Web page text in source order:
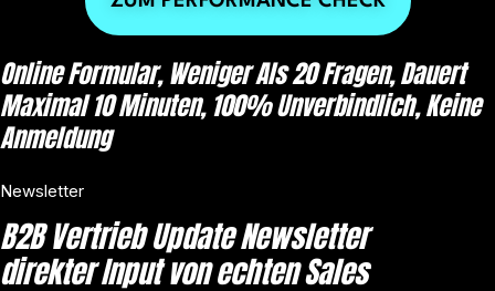
Online Formular, Weniger Als 20 Fragen, Dauert
Maximal 10 Minuten, 100% Unverbindlich, Keine
Anmeldung
Newsletter
B2B Vertrieb Update Newsletter
direkter Input von echten Sales